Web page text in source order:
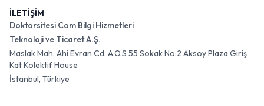
İLETİŞİM
Doktorsitesi Com Bilgi Hizmetleri
Teknoloji ve Ticaret A.Ş.
Maslak Mah. Ahi Evran Cd. A.O.S 55 Sokak No:2 Aksoy Plaza Giriş
Kat Kolektif House
İstanbul, Türkiye